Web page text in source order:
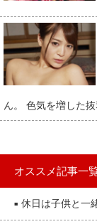
ん。 色気を増した
オススメ記事一
■ 休日は子供と一